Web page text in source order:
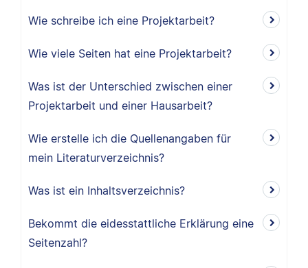
Wie schreibe ich eine Projektarbeit?
Wie viele Seiten hat eine Projektarbeit?
Was ist der Unterschied zwischen einer
Projektarbeit und einer Hausarbeit?
Wie erstelle ich die Quellenangaben für
mein Literaturverzeichnis?
Was ist ein Inhaltsverzeichnis?
Bekommt die eidesstattliche Erklärung eine
Seitenzahl?